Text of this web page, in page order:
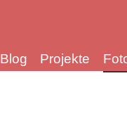
Blog Projekte